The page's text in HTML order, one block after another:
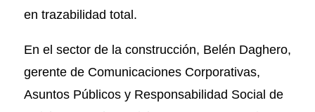
en trazabilidad total.
En el sector de la construcción, Belén Daghero,
gerente de Comunicaciones Corporativas,
Asuntos Públicos y Responsabilidad Social de